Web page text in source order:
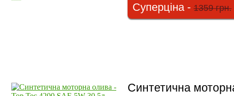
Суперціна - 1359 грн.
Синтетична